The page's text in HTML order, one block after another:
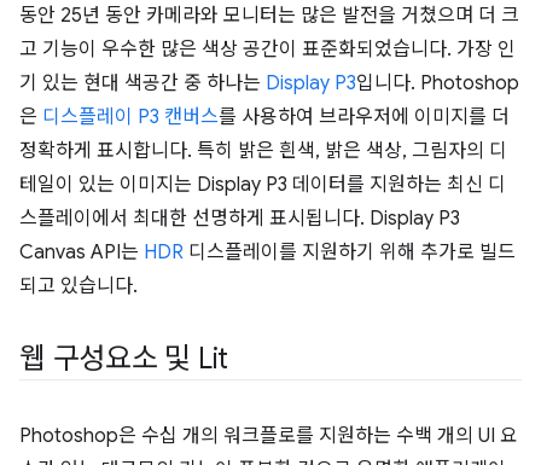
동안 25년 동안 카메라와 모니터는 많은 발전을 거쳤으며 더 크
고 기능이 우수한 많은 색상 공간이 표준화되었습니다. 가장 인
기 있는 현대 색공간 중 하나는 Display P3입니다. Photoshop
은 디스플레이 P3 캔버스를 사용하여 브라우저에 이미지를 더
정확하게 표시합니다. 특히 밝은 흰색, 밝은 색상, 그림자의 디
테일이 있는 이미지는 Display P3 데이터를 지원하는 최신 디
스플레이에서 최대한 선명하게 표시됩니다. Display P3
Canvas API는 HDR 디스플레이를 지원하기 위해 추가로 빌드
되고 있습니다.
웹 구성요소 및 Lit
Photoshop은 수십 개의 워크플로를 지원하는 수백 개의 UI 요